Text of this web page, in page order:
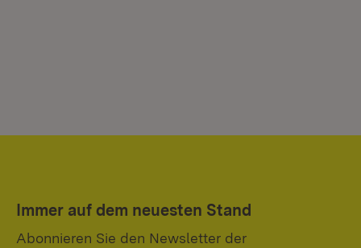
Immer auf dem neuesten Stand
Abonnieren Sie den Newsletter der